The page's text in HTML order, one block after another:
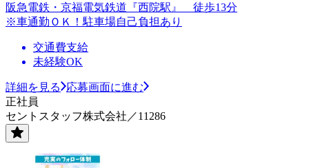
阪急電鉄・京福電気鉄道『西院駅』 徒歩13分
※車通勤ＯＫ！駐車場自己負担あり
交通費支給
未経験OK
詳細を見る
応募画面に進む
正社員
セントスタッフ株式会社／11286